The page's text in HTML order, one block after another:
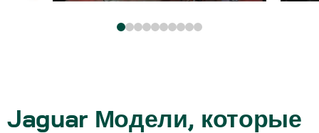
Jaguar Модели, которые